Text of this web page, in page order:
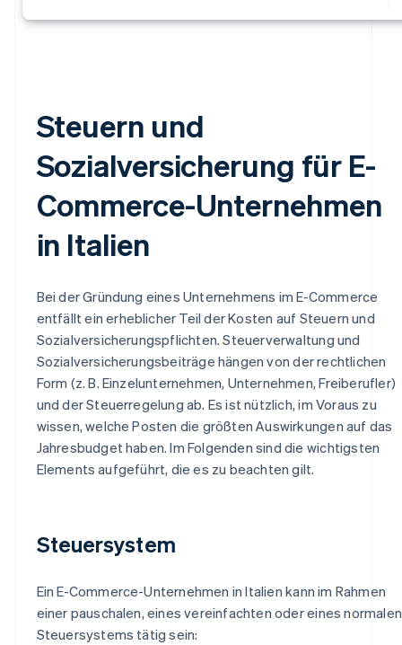
Steuern und
Sozialversicherung für E-
Commerce-Unternehmen
in Italien
Bei der Gründung eines Unternehmens im E-Commerce
entfällt ein erheblicher Teil der Kosten auf Steuern und
Sozialversicherungspflichten. Steuerverwaltung und
Sozialversicherungsbeiträge hängen von der rechtlichen
Form (z. B. Einzelunternehmen, Unternehmen, Freiberufler)
und der Steuerregelung ab. Es ist nützlich, im Voraus zu
wissen, welche Posten die größten Auswirkungen auf das
Jahresbudget haben. Im Folgenden sind die wichtigsten
Elements aufgeführt, die es zu beachten gilt.
Steuersystem
Ein E-Commerce-Unternehmen in Italien kann im Rahmen
einer pauschalen, eines vereinfachten oder eines normalen
Steuersystems tätig sein: